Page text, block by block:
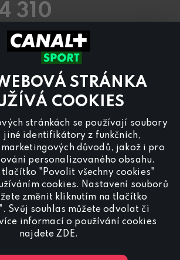
STRÁNKA
COOKIES
stránkách se používají soubory
jiné identifikátory z funkčních,
důvodů, jakož i pro
personalizovaného obsahu.
tlačítko "Povolit všechny cookies"
cookies. Nastavení souborů
změnit kliknutím na tlačítko
Svůj souhlas můžete odvolat či
informací o používání cookies
najdeteZDE.
310
8.00 – 20:00
8.00 – 18:00
CANAL+ Sport
nás
na
Sport